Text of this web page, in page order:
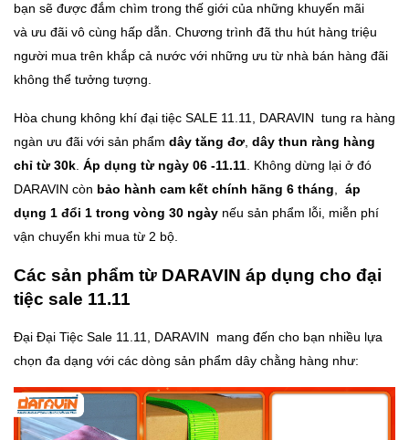
bạn sẽ được đắm chìm trong thế giới của những khuyến mãi
và ưu đãi vô cùng hấp dẫn. Chương trình đã thu hút hàng triệu
người mua trên khắp cả nước với những ưu từ nhà bán hàng đãi
không thể tưởng tượng.
Hòa chung không khí đại tiệc SALE 11.11, DARAVIN tung ra hàng
ngàn ưu đãi với sản phẩm dây tăng đơ, dây thun ràng hàng
chỉ từ 30k. Áp dụng từ ngày 06 -11.11. Không dừng lại ở đó
DARAVIN còn bảo hành cam kết chính hãng 6 tháng, áp
dụng 1 đổi 1 trong vòng 30 ngày nếu sản phẩm lỗi, miễn phí
vận chuyển khi mua từ 2 bộ.
Các sản phẩm từ DARAVIN áp dụng cho đại
tiệc sale 11.11
Đại Đại Tiệc Sale 11.11, DARAVIN mang đến cho bạn nhiều lựa
chọn đa dạng với các dòng sản phẩm dây chằng hàng như: